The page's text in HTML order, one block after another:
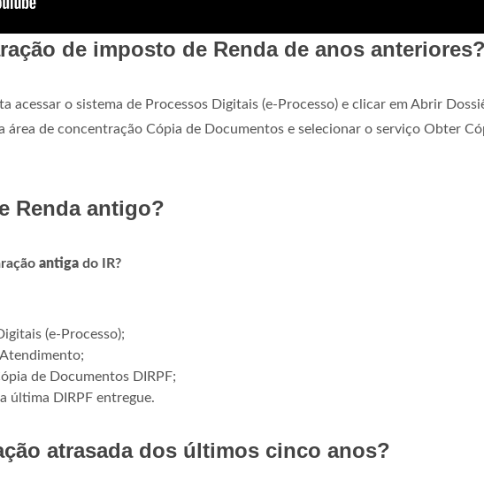
de imposto de Renda de anos
acessar o sistema de Processos Digitais (e-Processo) e clicar em Abrir
área de concentração Cópia de Documentos e selecionar o serviço Obter
Renda antigo?
antiga do IR?
(e-Processo);
de Documentos DIRPF;
última DIRPF entregue.
atrasada dos últimos cinco anos?